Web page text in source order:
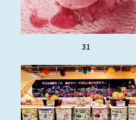
31